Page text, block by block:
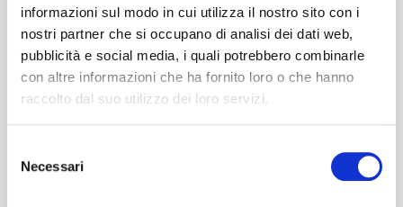
informazioni sul modo in cui utilizza il nostro sito con i
nostri partner che si occupano di analisi dei dati web,
pubblicità e social media, i quali potrebbero combinarle
con altre informazioni che ha fornito loro o che hanno
raccolto dal suo utilizzo dei loro servizi.
delNecessari
Immagini